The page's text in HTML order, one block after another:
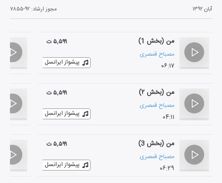
آبان ۱۳۹۲ مجوز ارشاد: ۷۸۵۵-۹۲
من (بخش 1)
مصباح قمصری
۰۶:۱۷
۵,۵۹۹ ت
پیشواز ایرانسل
من (بخش ۲)
مصباح قمصری
۰۴:۱۱
۵,۵۹۹ ت
پیشواز ایرانسل
من (بخش 3)
مصباح قمصری
۰۶:۲۹
۵,۵۹۹ ت
پیشواز ایرانسل